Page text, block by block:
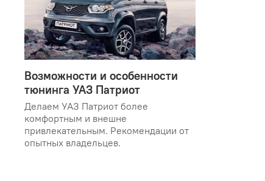
Возможности и особенности
тюнинга УАЗ Патриот
Делаем УАЗ Патриот более
комфортным и внешне
привлекательным. Рекомендации от
опытных владельцев.